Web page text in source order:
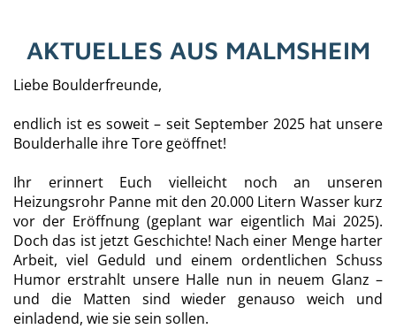
AKTUELLES AUS MALMSHEIM
Liebe Boulderfreunde,
endlich ist es soweit – seit September 2025 hat unsere
Boulderhalle ihre Tore geöffnet!
Ihr erinnert Euch vielleicht noch an unseren
Heizungsrohr Panne mit den 20.000 Litern Wasser kurz
vor der Eröffnung (geplant war eigentlich Mai 2025).
Doch das ist jetzt Geschichte! Nach einer Menge harter
Arbeit, viel Geduld und einem ordentlichen Schuss
Humor erstrahlt unsere Halle nun in neuem Glanz –
und die Matten sind wieder genauso weich und
einladend, wie sie sein sollen.